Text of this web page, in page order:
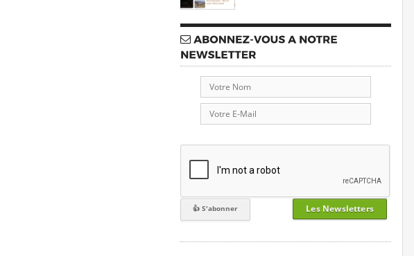
Les Newsletters